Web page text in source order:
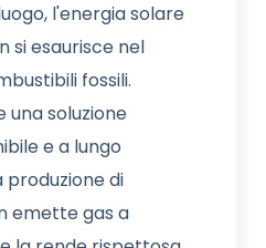
l'energia solare
si esaurisce nel
fossili.
una soluzione
e a lungo
produzione di
emette gas a